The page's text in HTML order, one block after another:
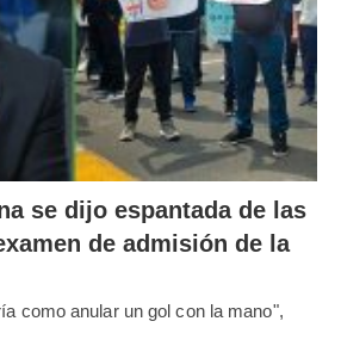
se dijo espantada de las
de admisión de la
como anular un gol con la mano",